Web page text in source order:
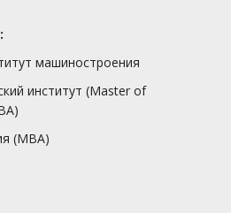
машиностроения
институт (Master of
(MBA)